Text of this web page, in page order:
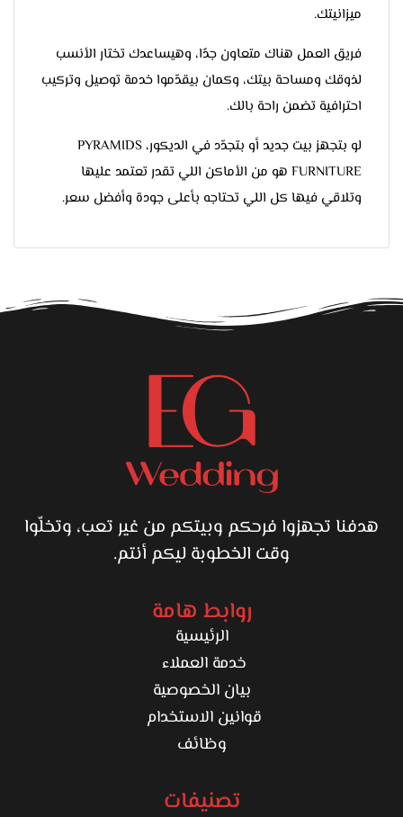
ميزانيتك.
فريق العمل هناك متعاون جدًا، وهيساعدك تختار الأنسب
لذوقك ومساحة بيتك، وكمان بيقدّموا خدمة توصيل وتركيب
احترافية تضمن راحة بالك.
لو بتجهز بيت جديد أو بتجدّد في الديكور، PYRAMIDS
FURNITURE هو من الأماكن اللي تقدر تعتمد عليها
وتلاقي فيها كل اللي تحتاجه بأعلى جودة وأفضل سعر.
هدفنا تجهزوا فرحكم وبيتكم من غير تعب، وتخلّوا
وقت الخطوبة ليكم أنتم.
روابط هامة
الرئيسية
خدمة العملاء
بيان الخصوصية
قوانين الاستخدام
وظائف
تصنيفات